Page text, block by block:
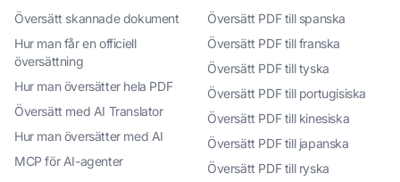
Översätt skannade dokument
Hur man får en officiell
översättning
Hur man översätter hela PDF
Översätt med AI Translator
Hur man översätter med AI
MCP för AI-agenter
Översätt PDF till spanska
Översätt PDF till franska
Översätt PDF till tyska
Översätt PDF till portugisiska
Översätt PDF till kinesiska
Översätt PDF till japanska
Översätt PDF till ryska